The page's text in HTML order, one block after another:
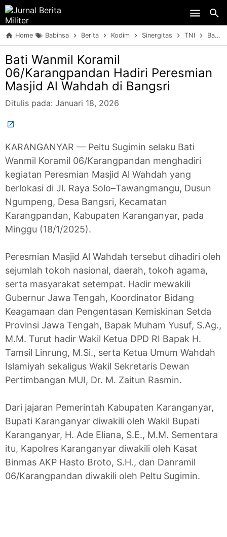
Home Babinsa Berita Kodim Sinergitas TNI Bati Wanmil Koramil 06/Karangpandan Hadiri Peresmian Masjid Al Wahdah di Bangsri
Bati Wanmil Koramil
06/Karangpandan Hadiri Peresmian
Masjid Al Wahdah di Bangsri
Ditulis pada: Januari 18, 2026
KARANGANYAR — Peltu Sugimin selaku Bati
Wanmil Koramil 06/Karangpandan menghadiri
kegiatan Peresmian Masjid Al Wahdah yang
berlokasi di Jl. Raya Solo–Tawangmangu, Dusun
Ngumpeng, Desa Bangsri, Kecamatan
Karangpandan, Kabupaten Karanganyar, pada
Minggu (18/1/2025).
Peresmian Masjid Al Wahdah tersebut dihadiri oleh
sejumlah tokoh nasional, daerah, tokoh agama,
serta masyarakat setempat. Hadir mewakili
Gubernur Jawa Tengah, Koordinator Bidang
Keagamaan dan Pengentasan Kemiskinan Setda
Provinsi Jawa Tengah, Bapak Muham Yusuf, S.Ag.,
M.M. Turut hadir Wakil Ketua DPD RI Bapak H.
Tamsil Linrung, M.Si., serta Ketua Umum Wahdah
Islamiyah sekaligus Wakil Sekretaris Dewan
Pertimbangan MUI, Dr. M. Zaitun Rasmin.
Dari jajaran Pemerintah Kabupaten Karanganyar,
Bupati Karanganyar diwakili oleh Wakil Bupati
Karanganyar, H. Ade Eliana, S.E., M.M. Sementara
itu, Kapolres Karanganyar diwakili oleh Kasat
Binmas AKP Hasto Broto, S.H., dan Danramil
06/Karangpandan diwakili oleh Peltu Sugimin.